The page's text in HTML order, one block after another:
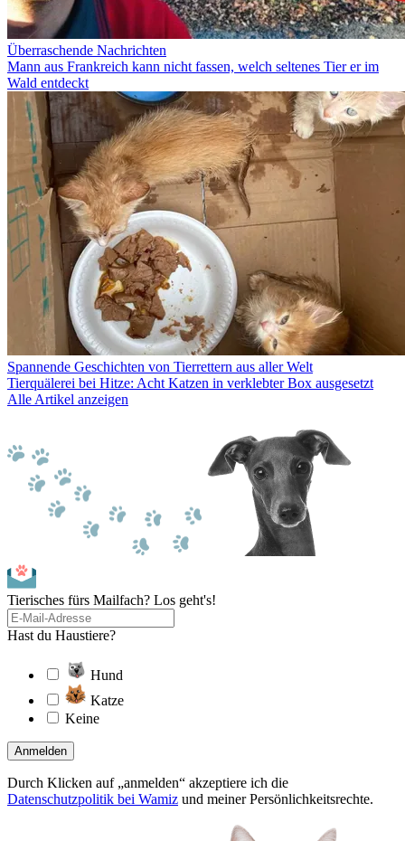
Überraschende Nachrichten
Mann aus Frankreich kann nicht fassen, welch seltenes Tier er im
Wald entdeckt
Spannende Geschichten von Tierrettern aus aller Welt
Tierquälerei bei Hitze: Acht Katzen in verklebter Box ausgesetzt
Alle Artikel anzeigen
Tierisches fürs Mailfach? Los geht's!
Hast du Haustiere?
Hund
Katze
Keine
Anmelden
Durch Klicken auf „anmelden“ akzeptiere ich die
Datenschutzpolitik bei Wamiz und meiner Persönlichkeitsrechte.